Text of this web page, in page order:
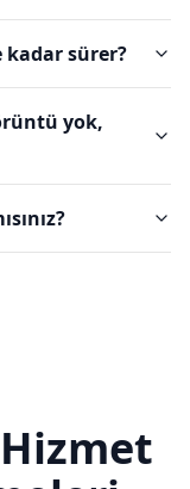
kadar sürer?
yok,